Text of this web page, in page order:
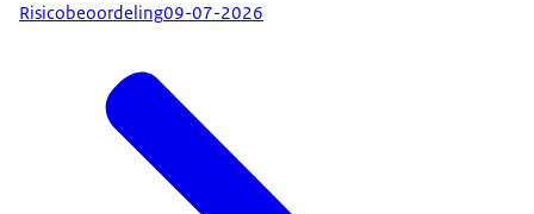
Risicobeoordeling09-07-2026